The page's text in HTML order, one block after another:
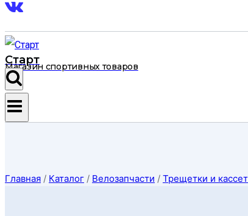
Старт
Магазин спортивных товаров
Главная / Каталог / Велозапчасти / Трещетки и